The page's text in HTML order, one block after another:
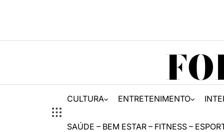
CULTURA ENTRETENIMENTO
SAÚDE – BEM ESTAR – FITNESS –